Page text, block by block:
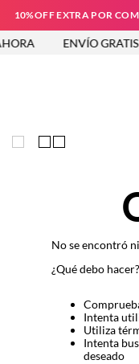
10%OFF EXTRA POR
ENVÍO
No se encontró
¿Qué debo hacer?
Intenta
Utiliza
Intenta
deseado